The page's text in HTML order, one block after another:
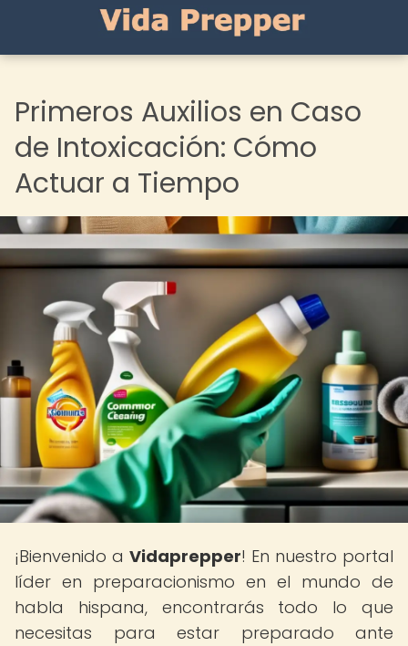
Primeros Auxilios en Caso
de Intoxicación: Cómo
Actuar a Tiempo
¡Bienvenido a Vidaprepper! En nuestro portal
líder en preparacionismo en el mundo de
habla hispana, encontrarás todo lo que
necesitas para estar preparado ante